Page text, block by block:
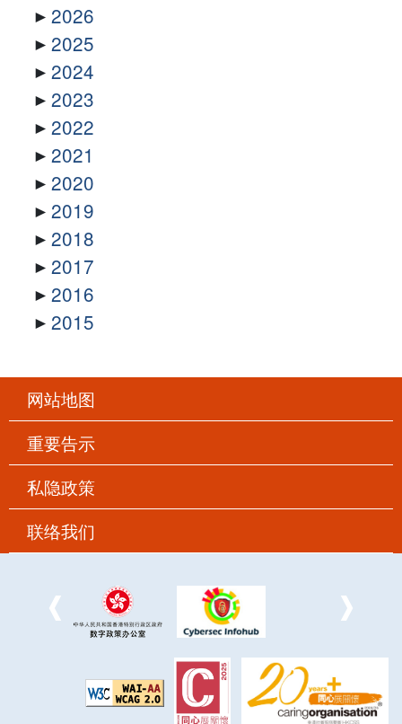
2026
2025
2024
2023
2022
2021
2020
2019
2018
2017
2016
2015
网站地图
重要告示
私隐政策
联络我们